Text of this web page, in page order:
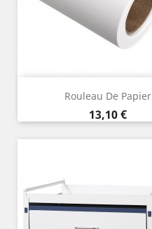
Rouleau De Papier
Preço
13,10 €